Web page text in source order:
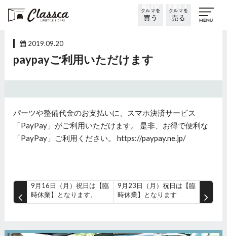
2019.09.20
paypayご利用いただけます
パーツや整備代金のお支払いに、スマホ決済サービス
「PayPay」がご利用いただけます。 是非、お得で便利な
「PayPay」ご利用ください。 https://paypay.ne.jp/
9月16日（月）祝日は【臨
時休業】となります。
9月23日（月）祝日は【臨
時休業】となります